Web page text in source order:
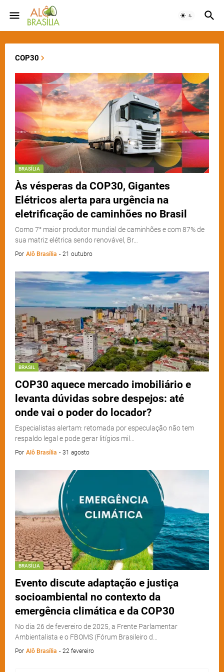
COP30
BRASÍLIA
Às vésperas da COP30, Gigantes
Elétricos alerta para urgência na
eletrificação de caminhões no Brasil
Como 7° maior produtor mundial de caminhões e com 87% de
sua matriz elétrica sendo renovável, Br…
Por Alô Brasília - 21 outubro
BRASIL
COP30 aquece mercado imobiliário e
levanta dúvidas sobre despejos: até
onde vai o poder do locador?
Especialistas alertam: retomada por especulação não tem
respaldo legal e pode gerar litígios mil…
Por Alô Brasília - 31 agosto
BRASÍLIA
Evento discute adaptação e justiça
socioambiental no contexto da
emergência climática e da COP30
No dia 26 de fevereiro de 2025, a Frente Parlamentar
Ambientalista e o FBOMS (Fórum Brasileiro d…
Por Alô Brasília - 22 fevereiro